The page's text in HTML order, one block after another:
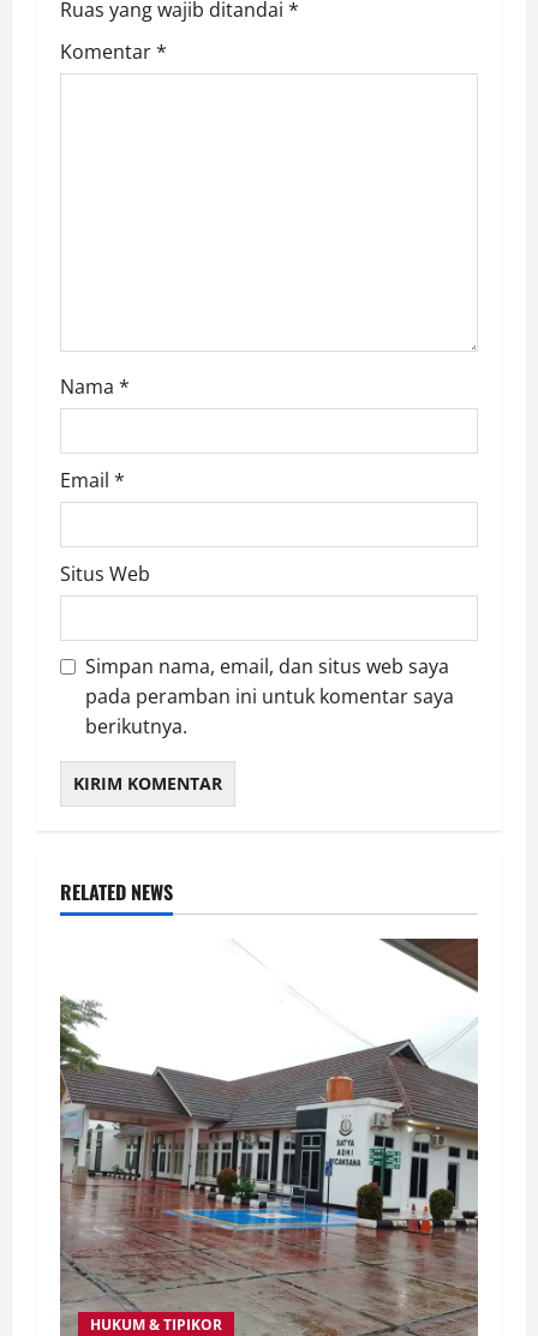
a
Ruas yang wajib ditandai *
Komentar*
Nama *
Email *
Situs Web
Simpan nama, email, dan situs web saya
pada peramban ini untuk komentar saya
berikutnya.
RELATED NEWS
HUKUM & TIPIKOR